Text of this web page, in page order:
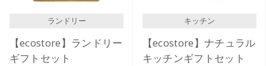
ランドリー
【ecostore】ランドリー
ギフトセット
キッチン
【ecostore】ナチュラル
キッチンギフトセット